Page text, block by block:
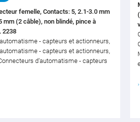
femelle, Contacts: 5, 2.1-3.0 mm
mm (2 câble), non blindé, pince à
2238
- capteurs et actionneurs,
- capteurs et actionneurs,
d‘automatisme - capteurs